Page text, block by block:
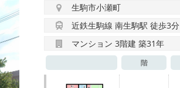
生駒市小瀬町
近鉄生駒線 南生駒駅 徒歩3分
マンション 3階建 築31年
階